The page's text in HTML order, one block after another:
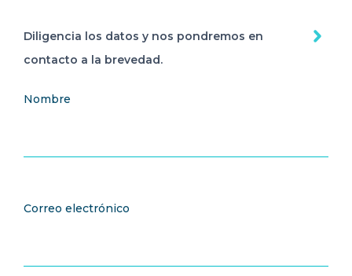
Diligencia los datos y nos pondremos en
contacto a la brevedad.
Nombre
Correo electrónico